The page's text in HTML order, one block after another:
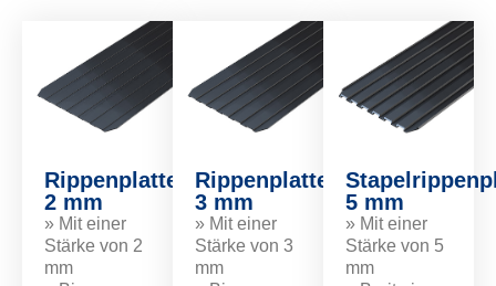
Rippenplatte
2 mm
» Mit einer
Stärke von 2
mm
Rippenplatte
3 mm
» Mit einer
Stärke von 3
mm
5 mm
» Mit einer
Stärke von 5
mm